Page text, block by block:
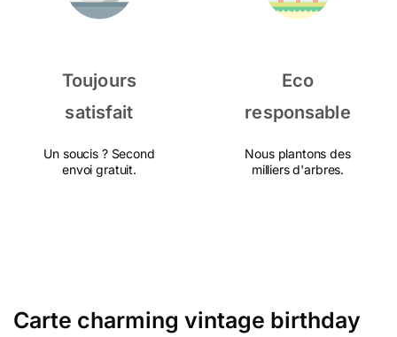
Toujours
satisfait
Un soucis ? Second
envoi gratuit.
Eco
responsable
Nous plantons des
milliers d'arbres.
Carte charming vintage birthday